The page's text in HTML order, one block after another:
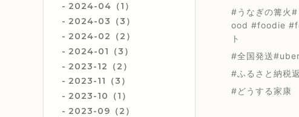
2024-04（1）
2024-03（3）
2024-02（2）
2024-01（3）
2023-12（2）
2023-11（3）
2023-10（1）
2023-09（2）
#うなぎの篝火
ood #foodie
ト
#全国発送
#ふるさと納税
#どうする家康